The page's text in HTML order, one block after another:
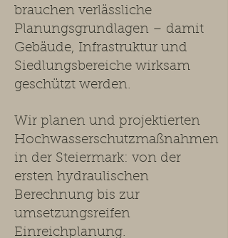
brauchen verlässliche
Planungsgrundlagen – damit
Gebäude, Infrastruktur und
Siedlungsbereiche wirksam
geschützt werden.
Wir planen und projektierten
Hochwasserschutzmaßnahmen
in der Steiermark: von der
ersten hydraulischen
Berechnung bis zur
umsetzungsreifen
Einreichplanung.​